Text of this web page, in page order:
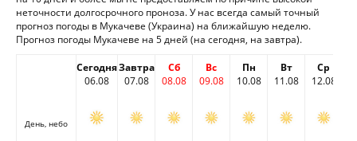
неточности долгосрочного проноза. У нас всегда самый точный
прогноз погоды в Мукачеве (Украина) на ближайшую неделю.
Прогноз погоды Мукачеве на 5 дней (на сегодня, на завтра).
Сегодня
06.08
Завтра
07.08
Сб
08.08
Вс
09.08
Пн
10.08
Вт
11.08
Ср
12.08
День, небо